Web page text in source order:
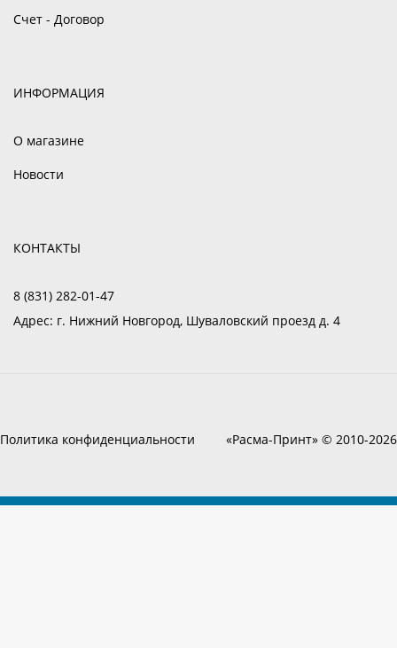
Счет - Договор
ИНФОРМАЦИЯ
О магазине
Новости
КОНТАКТЫ
8 (831) 282-01-47
Адрес: г. Нижний Новгород, Шуваловский проезд д. 4
Политика конфиденциальности «Расма-Принт» © 2010-2026